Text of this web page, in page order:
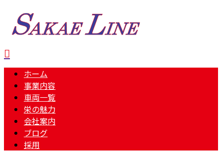
ホーム
事業内容
車両一覧
栄の魅力
会社案内
ブログ
採用